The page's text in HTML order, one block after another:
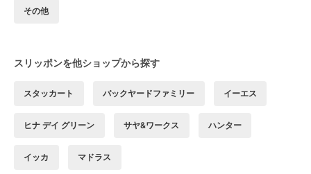
その他
スリッポンを他ショップから探す
スタッカート バックヤードファミリー イーエス
ヒナ デイ グリーン サヤ&ワークス ハンター
イッカ マドラス